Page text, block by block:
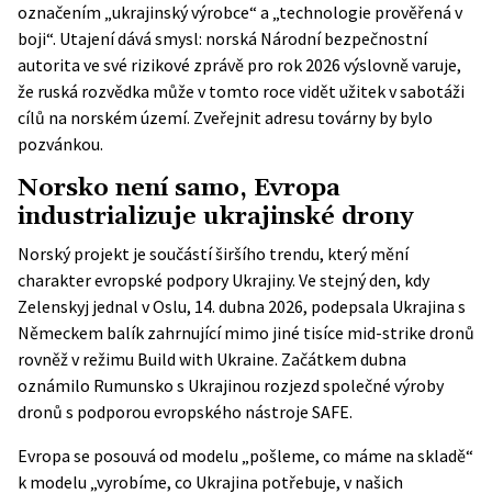
označením „ukrajinský výrobce“ a „technologie prověřená v
boji“. Utajení dává smysl: norská Národní bezpečnostní
autorita ve své rizikové zprávě pro rok 2026 výslovně varuje,
že ruská rozvědka může v tomto roce vidět užitek v sabotáži
cílů na norském území. Zveřejnit adresu továrny by bylo
pozvánkou.
Norsko není samo, Evropa
industrializuje ukrajinské drony
Norský projekt je součástí širšího trendu, který mění
charakter evropské podpory Ukrajiny. Ve stejný den, kdy
Zelenskyj jednal v Oslu, 14. dubna 2026, podepsala Ukrajina s
Německem balík zahrnující mimo jiné tisíce mid-strike dronů
rovněž v režimu Build with Ukraine. Začátkem dubna
oznámilo Rumunsko s Ukrajinou rozjezd společné výroby
dronů s podporou evropského nástroje SAFE.
Evropa se posouvá od modelu „pošleme, co máme na skladě“
k modelu „vyrobíme, co Ukrajina potřebuje, v našich